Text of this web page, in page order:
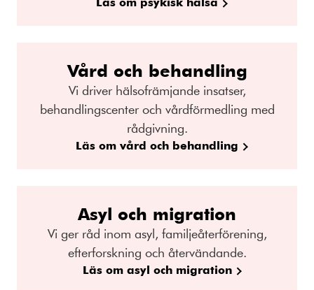
Vård och behandling
Vi driver hälsofrämjande insatser,
behandlingscenter och vårdförmedling med
rådgivning.
Läs om vård och behandling
Asyl och migration
Vi ger råd inom asyl, familjeåterförening,
efterforskning och återvändande.
Läs om asyl och migration